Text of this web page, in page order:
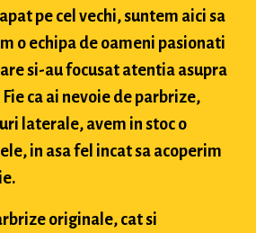
pe cel vechi, suntem aici sa
o echipa de oameni pasionati
si-au focusat atentia asupra
ca ai nevoie de parbrize,
laterale, avem in stoc o
in asa fel incat sa acoperim
originale, cat si